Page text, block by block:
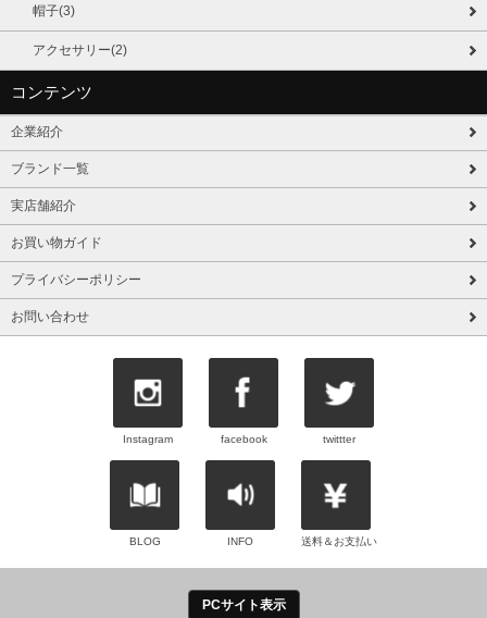
帽子(3)
アクセサリー(2)
コンテンツ
企業紹介
ブランド一覧
実店舗紹介
お買い物ガイド
プライバシーポリシー
お問い合わせ
Instagram facebook twittter
BLOG INFO 送料＆お支払い
PCサイト表示